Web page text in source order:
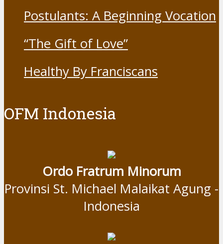
Postulants: A Beginning Vocation
“The Gift of Love”
Healthy By Franciscans
OFM Indonesia
Ordo Fratrum Minorum
Provinsi St. Michael Malaikat Agung -
Indonesia